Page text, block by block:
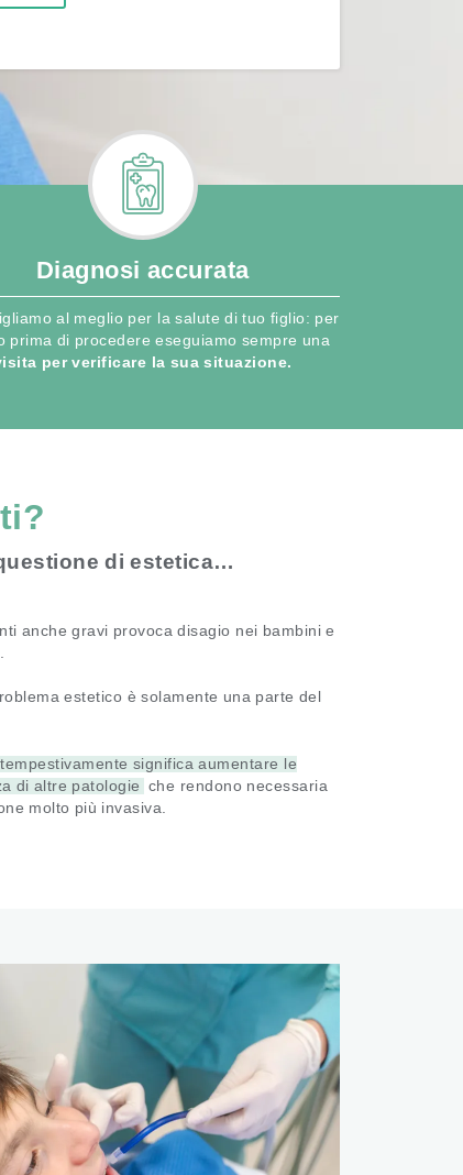
Diagnosi accurata
al meglio per la salute di tuo figlio: per
prima di procedere eseguiamo sempre una
per verificare la sua situazione.
di estetica…
anche gravi provoca disagio nei bambini e
estetico è solamente una parte del
significa aumentare le
di altre patologie che rendono necessaria
molto più invasiva.